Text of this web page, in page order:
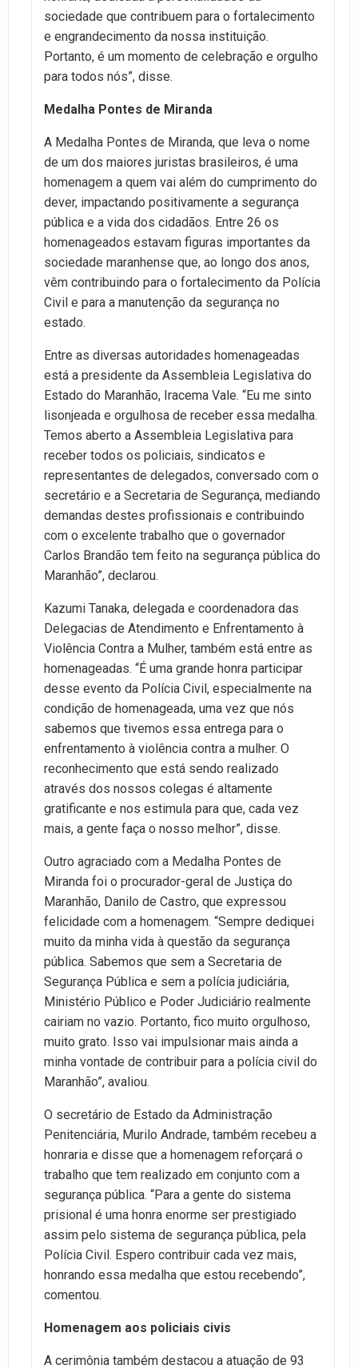
sociedade que contribuem para o fortalecimento
e engrandecimento da nossa instituição.
Portanto, é um momento de celebração e orgulho
para todos nós”, disse.
Medalha Pontes de Miranda
A Medalha Pontes de Miranda, que leva o nome
de um dos maiores juristas brasileiros, é uma
homenagem a quem vai além do cumprimento do
dever, impactando positivamente a segurança
pública e a vida dos cidadãos. Entre 26 os
homenageados estavam figuras importantes da
sociedade maranhense que, ao longo dos anos,
vêm contribuindo para o fortalecimento da Polícia
Civil e para a manutenção da segurança no
estado.
Entre as diversas autoridades homenageadas
está a presidente da Assembleia Legislativa do
Estado do Maranhão, Iracema Vale. “Eu me sinto
lisonjeada e orgulhosa de receber essa medalha.
Temos aberto a Assembleia Legislativa para
receber todos os policiais, sindicatos e
representantes de delegados, conversado com o
secretário e a Secretaria de Segurança, mediando
demandas destes profissionais e contribuindo
com o excelente trabalho que o governador
Carlos Brandão tem feito na segurança pública do
Maranhão”, declarou.
Kazumi Tanaka, delegada e coordenadora das
Delegacias de Atendimento e Enfrentamento à
Violência Contra a Mulher, também está entre as
homenageadas. “É uma grande honra participar
desse evento da Polícia Civil, especialmente na
condição de homenageada, uma vez que nós
sabemos que tivemos essa entrega para o
enfrentamento à violência contra a mulher. O
reconhecimento que está sendo realizado
através dos nossos colegas é altamente
gratificante e nos estimula para que, cada vez
mais, a gente faça o nosso melhor”, disse.
Outro agraciado com a Medalha Pontes de
Miranda foi o procurador-geral de Justiça do
Maranhão, Danilo de Castro, que expressou
felicidade com a homenagem. “Sempre dediquei
muito da minha vida à questão da segurança
pública. Sabemos que sem a Secretaria de
Segurança Pública e sem a polícia judiciária,
Ministério Público e Poder Judiciário realmente
cairiam no vazio. Portanto, fico muito orgulhoso,
muito grato. Isso vai impulsionar mais ainda a
minha vontade de contribuir para a polícia civil do
Maranhão”, avaliou.
O secretário de Estado da Administração
Penitenciária, Murilo Andrade, também recebeu a
honraria e disse que a homenagem reforçará o
trabalho que tem realizado em conjunto com a
segurança pública. “Para a gente do sistema
prisional é uma honra enorme ser prestigiado
assim pelo sistema de segurança pública, pela
Polícia Civil. Espero contribuir cada vez mais,
honrando essa medalha que estou recebendo”,
comentou.
Homenagem aos policiais civis
A cerimônia também destacou a atuação de 93